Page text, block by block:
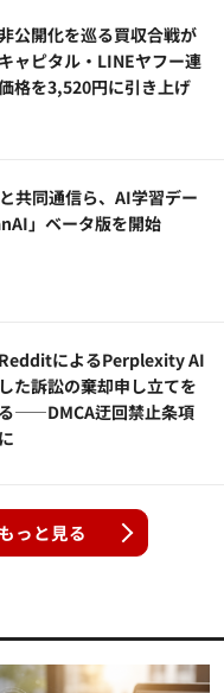
公開化を巡る買収合戦が
ャピタル・LINEヤフー連
格を3,520円に引き上げ
共同通信ら、AI学習デー
」ベータ版を開始
によるPerplexity AI
た訴訟の棄却申し立てを
——DMCA迂回禁止条項
っと見る